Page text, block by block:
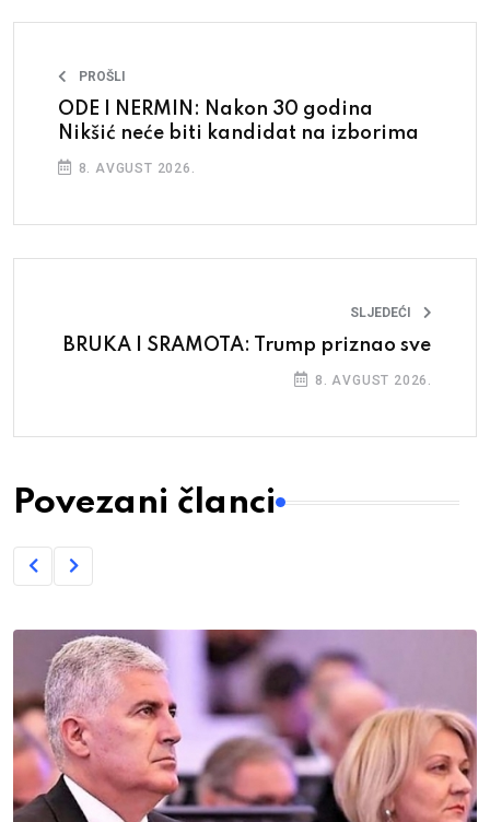
PROŠLI
ODE I NERMIN: Nakon 30 godina
Nikšić neće biti kandidat na izborima
8. AVGUST 2026.
SLJEDEĆI
BRUKA I SRAMOTA: Trump priznao sve
8. AVGUST 2026.
Povezani članci